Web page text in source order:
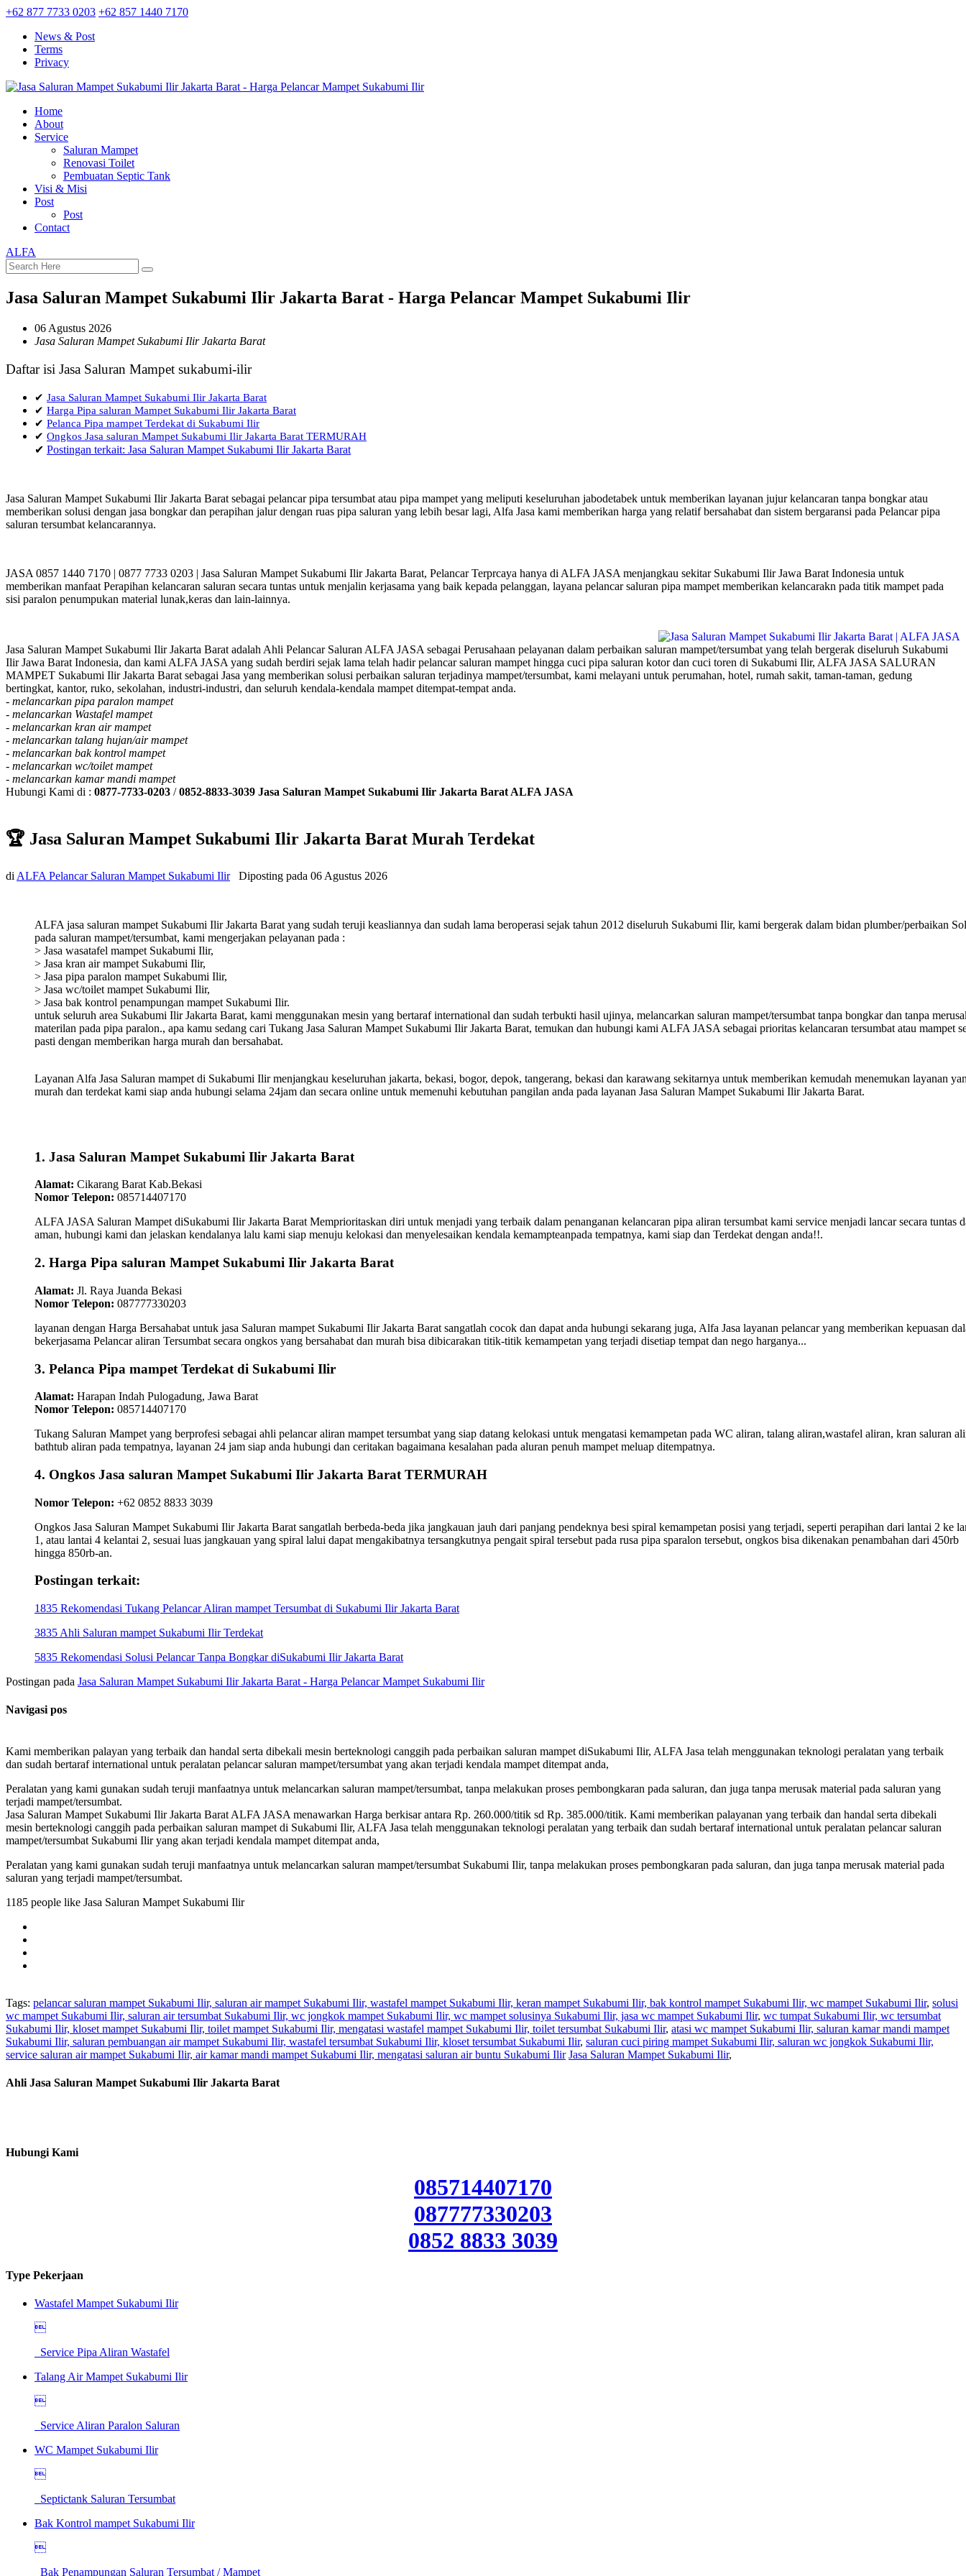
+62 877 7733 0203 +62 857 1440 7170
News & Post
Terms
Privacy
Home
About
Service
Saluran Mampet
Renovasi Toilet
Pembuatan Septic Tank
Visi & Misi
Post
Post
Contact
ALFA
Jasa Saluran Mampet Sukabumi Ilir Jakarta Barat - Harga Pelancar Mampet Sukabumi Ilir
06 Agustus 2026
Jasa Saluran Mampet Sukabumi Ilir Jakarta Barat
Daftar isi Jasa Saluran Mampet sukabumi-ilir
✔ Jasa Saluran Mampet Sukabumi Ilir Jakarta Barat
✔ Harga Pipa saluran Mampet Sukabumi Ilir Jakarta Barat
✔ Pelanca Pipa mampet Terdekat di Sukabumi Ilir
✔ Ongkos Jasa saluran Mampet Sukabumi Ilir Jakarta Barat TERMURAH
✔ Postingan terkait: Jasa Saluran Mampet Sukabumi Ilir Jakarta Barat
Jasa Saluran Mampet Sukabumi Ilir Jakarta Barat sebagai pelancar pipa tersumbat atau pipa mampet yang meliputi keseluruhan jabodetabek untuk memberikan layanan jujur kelancaran tanpa bongkar atau
memberikan solusi dengan jasa bongkar dan perapihan jalur dengan ruas pipa saluran yang lebih besar lagi, Alfa Jasa kami memberikan harga yang relatif bersahabat dan sistem bergaransi pada Pelancar pipa
saluran tersumbat kelancarannya.
JASA 0857 1440 7170 | 0877 7733 0203 | Jasa Saluran Mampet Sukabumi Ilir Jakarta Barat, Pelancar Terprcaya hanya di ALFA JASA menjangkau sekitar Sukabumi Ilir Jawa Barat Indonesia untuk
memberikan manfaat Perapihan kelancaran saluran secara tuntas untuk menjalin kerjasama yang baik kepada pelanggan, layana pelancar saluran pipa mampet memberikan kelancarakn pada titik mampet pada
sisi paralon penumpukan material lunak,keras dan lain-lainnya.
Jasa Saluran Mampet Sukabumi Ilir Jakarta Barat adalah Ahli Pelancar Saluran ALFA JASA sebagai Perusahaan pelayanan dalam perbaikan saluran mampet/tersumbat yang telah bergerak diseluruh Sukabumi
Ilir Jawa Barat Indonesia, dan kami ALFA JASA yang sudah berdiri sejak lama telah hadir pelancar saluran mampet hingga cuci pipa saluran kotor dan cuci toren di Sukabumi Ilir, ALFA JASA SALURAN
MAMPET Sukabumi Ilir Jakarta Barat sebagai Jasa yang memberikan solusi perbaikan saluran terjadinya mampet/tersumbat, kami melayani untuk perumahan, hotel, rumah sakit, taman-taman, gedung
bertingkat, kantor, ruko, sekolahan, industri-industri, dan seluruh kendala-kendala mampet ditempat-tempat anda.
- melancarkan pipa paralon mampet
- melancarkan Wastafel mampet
- melancarkan kran air mampet
- melancarkan talang hujan/air mampet
- melancarkan bak kontrol mampet
- melancarkan wc/toilet mampet
- melancarkan kamar mandi mampet
Hubungi Kami di : 0877-7733-0203 /0852-8833-3039 Jasa Saluran Mampet Sukabumi Ilir Jakarta Barat ALFA JASA
🏆 Jasa Saluran Mampet Sukabumi Ilir Jakarta Barat Murah Terdekat
di ALFA Pelancar Saluran Mampet Sukabumi Ilir Diposting pada 06 Agustus 2026
ALFA jasa saluran mampet Sukabumi Ilir Jakarta Barat yang sudah teruji keasliannya dan sudah lama beroperasi sejak tahun 2012 diseluruh Sukabumi Ilir, kami bergerak dalam bidan plumber/perbaikan
pada saluran mampet/tersumbat, kami mengerjakan pelayanan pada :
> Jasa wasatafel mampet Sukabumi Ilir,
> Jasa kran air mampet Sukabumi Ilir,
> Jasa pipa paralon mampet Sukabumi Ilir,
> Jasa wc/toilet mampet Sukabumi Ilir,
> Jasa bak kontrol penampungan mampet Sukabumi Ilir.
untuk seluruh area Sukabumi Ilir Jakarta Barat, kami menggunakan mesin yang bertaraf international dan sudah terbukti hasil ujinya, melancarkan saluran mampet/tersumbat tanpa bongkar dan tanpa
materilan pada pipa paralon., apa kamu sedang cari Tukang Jasa Saluran Mampet Sukabumi Ilir Jakarta Barat, temukan dan hubungi kami ALFA JASA sebagai prioritas kelancaran tersumbat atau mampet
pasti dengan memberikan harga murah dan bersahabat.
Layanan Alfa Jasa Saluran mampet di Sukabumi Ilir menjangkau keseluruhan jakarta, bekasi, bogor, depok, tangerang, bekasi dan karawang sekitarnya untuk memberikan kemudah menemukan layanan
murah dan terdekat kami siap anda hubungi selama 24jam dan secara online untuk memenuhi kebutuhan pangilan anda pada layanan Jasa Saluran Mampet Sukabumi Ilir Jakarta Barat.
1. Jasa Saluran Mampet Sukabumi Ilir Jakarta Barat
Alamat: Cikarang Barat Kab.Bekasi
Nomor Telepon: 085714407170
ALFA JASA Saluran Mampet diSukabumi Ilir Jakarta Barat Memprioritaskan diri untuk menjadi yang terbaik dalam penanganan kelancaran pipa aliran tersumbat kami service menjadi lancar secara tuntas
aman, hubungi kami dan jelaskan kendalanya lalu kami siap menuju kelokasi dan menyelesaikan kendala kemampteanpada tempatnya, kami siap dan Terdekat dengan anda!!.
2. Harga Pipa saluran Mampet Sukabumi Ilir Jakarta Barat
Alamat: Jl. Raya Juanda Bekasi
Nomor Telepon: 087777330203
layanan dengan Harga Bersahabat untuk jasa Saluran mampet Sukabumi Ilir Jakarta Barat sangatlah cocok dan dapat anda hubungi sekarang juga, Alfa Jasa layanan pelancar yang memberikan kepuasan
bekerjasama Pelancar aliran Tersumbat secara ongkos yang bersahabat dan murah bisa dibicarakan titik-titik kemampetan yang terjadi disetiap tempat dan nego harganya...
3. Pelanca Pipa mampet Terdekat di Sukabumi Ilir
Alamat: Harapan Indah Pulogadung, Jawa Barat
Nomor Telepon: 085714407170
Tukang Saluran Mampet yang berprofesi sebagai ahli pelancar aliran mampet tersumbat yang siap datang kelokasi untuk mengatasi kemampetan pada WC aliran, talang aliran,wastafel aliran, kran saluran
bathtub aliran pada tempatnya, layanan 24 jam siap anda hubungi dan ceritakan bagaimana kesalahan pada aluran penuh mampet meluap ditempatnya.
4. Ongkos Jasa saluran Mampet Sukabumi Ilir Jakarta Barat TERMURAH
Nomor Telepon: +62 0852 8833 3039
Ongkos Jasa Saluran Mampet Sukabumi Ilir Jakarta Barat sangatlah berbeda-beda jika jangkauan jauh dari panjang pendeknya besi spiral kemampetan posisi yang terjadi, seperti perapihan dari lantai 2 ke
1, atau lantai 4 kelantai 2, sesuai luas jangkauan yang spiral lalui dapat mengakibatnya tersangkutnya pengait spiral tersebut pada rusa pipa sparalon tersebut, ongkos bisa dikenakan penambahan dari 450rb
hingga 850rb-an.
Postingan terkait:
1835 Rekomendasi Tukang Pelancar Aliran mampet Tersumbat di Sukabumi Ilir Jakarta Barat
3835 Ahli Saluran mampet Sukabumi Ilir Terdekat
5835 Rekomendasi Solusi Pelancar Tanpa Bongkar diSukabumi Ilir Jakarta Barat
Postingan pada Jasa Saluran Mampet Sukabumi Ilir Jakarta Barat - Harga Pelancar Mampet Sukabumi Ilir
Navigasi pos
Kami memberikan palayan yang terbaik dan handal serta dibekali mesin berteknologi canggih pada perbaikan saluran mampet diSukabumi Ilir, ALFA Jasa telah menggunakan teknologi peralatan yang terbaik
dan sudah bertaraf international untuk peralatan pelancar saluran mampet/tersumbat yang akan terjadi kendala mampet ditempat anda,
Peralatan yang kami gunakan sudah teruji manfaatnya untuk melancarkan saluran mampet/tersumbat, tanpa melakukan proses pembongkaran pada saluran, dan juga tanpa merusak material pada saluran yang
terjadi mampet/tersumbat.
Jasa Saluran Mampet Sukabumi Ilir Jakarta Barat ALFA JASA menawarkan Harga berkisar antara Rp. 260.000/titik sd Rp. 385.000/titik. Kami memberikan palayanan yang terbaik dan handal serta dibekali
mesin berteknologi canggih pada perbaikan saluran mampet di Sukabumi Ilir, ALFA Jasa telah menggunakan teknologi peralatan yang terbaik dan sudah bertaraf international untuk peralatan pelancar saluran
mampet/tersumbat Sukabumi Ilir yang akan terjadi kendala mampet ditempat anda,
Peralatan yang kami gunakan sudah teruji manfaatnya untuk melancarkan saluran mampet/tersumbat Sukabumi Ilir, tanpa melakukan proses pembongkaran pada saluran, dan juga tanpa merusak material pada
saluran yang terjadi mampet/tersumbat.
1185 people like Jasa Saluran Mampet Sukabumi Ilir
Tags: pelancar saluran mampet Sukabumi Ilir, saluran air mampet Sukabumi Ilir, wastafel mampet Sukabumi Ilir, keran mampet Sukabumi Ilir, bak kontrol mampet Sukabumi Ilir, wc mampet Sukabumi Ilir, solusi
wc mampet Sukabumi Ilir, saluran air tersumbat Sukabumi Ilir, wc jongkok mampet Sukabumi Ilir, wc mampet solusinya Sukabumi Ilir, jasa wc mampet Sukabumi Ilir, wc tumpat Sukabumi Ilir, wc tersumbat
Sukabumi Ilir, kloset mampet Sukabumi Ilir, toilet mampet Sukabumi Ilir, mengatasi wastafel mampet Sukabumi Ilir, toilet tersumbat Sukabumi Ilir, atasi wc mampet Sukabumi Ilir, saluran kamar mandi mampet
Sukabumi Ilir, saluran pembuangan air mampet Sukabumi Ilir, wastafel tersumbat Sukabumi Ilir, kloset tersumbat Sukabumi Ilir, saluran cuci piring mampet Sukabumi Ilir, saluran wc jongkok Sukabumi Ilir,
service saluran air mampet Sukabumi Ilir, air kamar mandi mampet Sukabumi Ilir, mengatasi saluran air buntu Sukabumi Ilir Jasa Saluran Mampet Sukabumi Ilir,
Ahli Jasa Saluran Mampet Sukabumi Ilir Jakarta Barat
Hubungi Kami
085714407170
087777330203
0852 8833 3039
Type Pekerjaan
Wastafel Mampet Sukabumi Ilir

Service Pipa Aliran Wastafel
Talang Air Mampet Sukabumi Ilir

Service Aliran Paralon Saluran
WC Mampet Sukabumi Ilir

Septictank Saluran Tersumbat
Bak Kontrol mampet Sukabumi Ilir

Bak Penampungan Saluran Tersumbat / Mampet